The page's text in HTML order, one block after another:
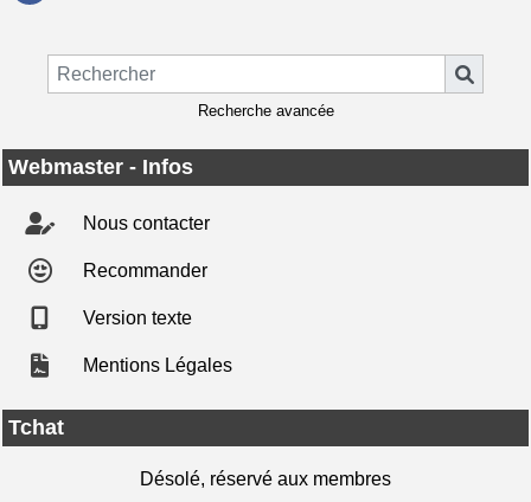
Recherche avancée
Webmaster - Infos
Nous contacter
Recommander
Version texte
Mentions Légales
Tchat
Désolé, réservé aux membres